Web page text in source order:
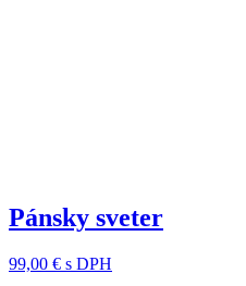
Pánsky sveter
99,00 € s DPH